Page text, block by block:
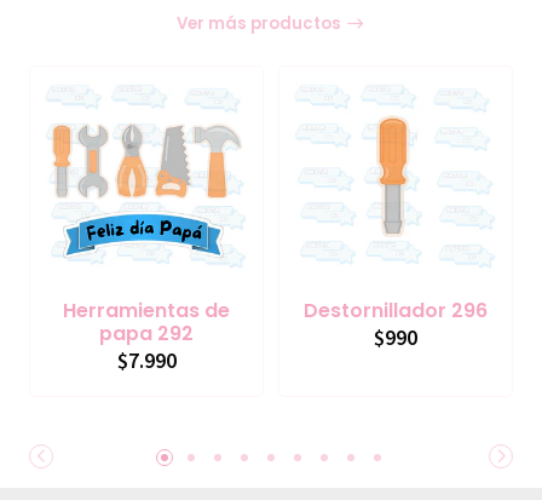
Ver más productos
Herramientas de
papa 292
$7.990
Destornillador 296
$990